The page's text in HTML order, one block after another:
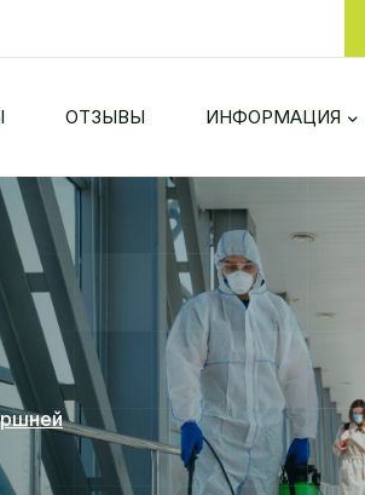
ОТЗЫВЫ ИНФОРМАЦИЯ